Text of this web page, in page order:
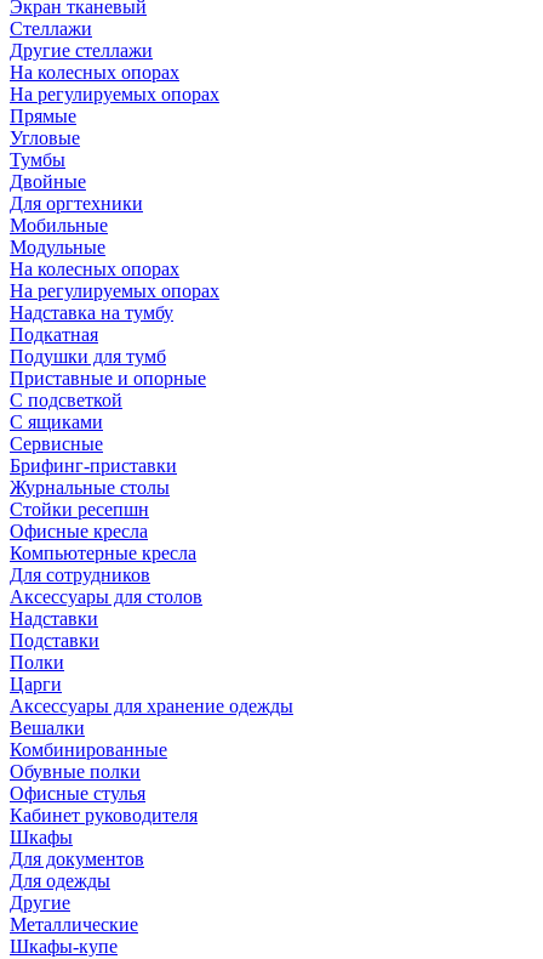
Экран тканевый
Стеллажи
Другие стеллажи
На колесных опорах
На регулируемых опорах
Прямые
Угловые
Тумбы
Двойные
Для оргтехники
Мобильные
Модульные
На колесных опорах
На регулируемых опорах
Надставка на тумбу
Подкатная
Подушки для тумб
Приставные и опорные
С подсветкой
С ящиками
Сервисные
Брифинг-приставки
Журнальные столы
Стойки ресепшн
Офисные кресла
Компьютерные кресла
Для сотрудников
Аксессуары для столов
Надставки
Подставки
Полки
Царги
Аксессуары для хранение одежды
Вешалки
Комбинированные
Обувные полки
Офисные стулья
Кабинет руководителя
Шкафы
Для документов
Для одежды
Другие
Металлические
Шкафы-купе